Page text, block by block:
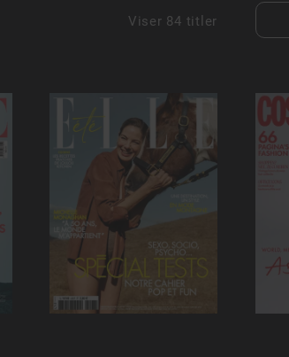
Viser 84 titler